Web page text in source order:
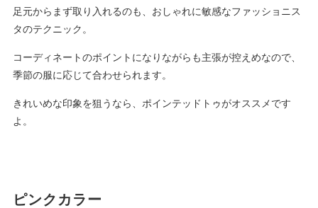
足元からまず取り入れるのも、おしゃれに敏感なファッショニス
タのテクニック。
コーディネートのポイントになりながらも主張が控えめなので、
季節の服に応じて合わせられます。
きれいめな印象を狙うなら、ポインテッドトゥがオススメです
よ。
ピンクカラー